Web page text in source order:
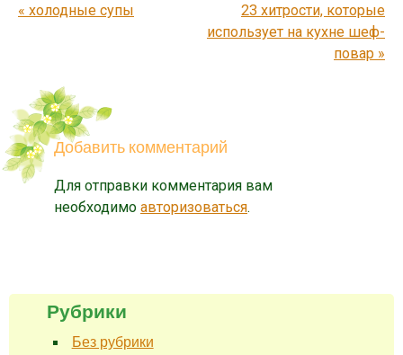
Запись навигация
« холодные супы
23 хитрости, которые
использует на кухне шеф-
повар »
Добавить комментарий
Для отправки комментария вам
необходимо авторизоваться.
Рубрики
Без рубрики